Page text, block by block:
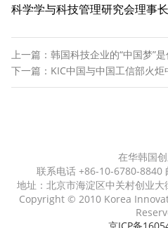
科学学与科技管理研究会理事
上一篇：韩国科技企业的“中国梦”
下一篇：KIC中国与中国工信部火炬
在华韩国
联系电话 +86-10-6780-
地址：北京市海淀区中关村创业
Copyright © 2010 Korea
京ICP备